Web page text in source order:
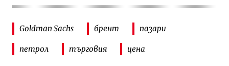
Goldman Sachs брент пазари
петрол търговия цена